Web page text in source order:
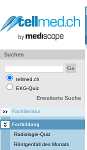
Suchen
tellmed.ch
EKG-Quiz
Erweiterte Suche
Fachliteratur
Fortbildung
Radiologie-Quiz
Röntgenfall des Monats